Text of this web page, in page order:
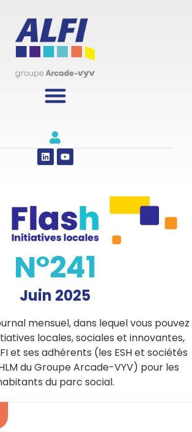
N°241
Juin 2025
mensuel, dans lequel vous pouvez
locales, sociales et innovantes,
et ses adhérents (les ESH et sociétés
du Groupe Arcade-VYV) pour les
du parc social.